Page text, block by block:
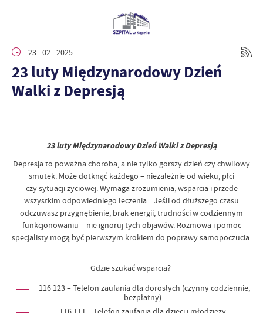
23 - 02 - 2025
23 luty Międzynarodowy Dzień
Walki z Depresją
23 luty Międzynarodowy Dzień Walki z Depresją
Depresja to poważna choroba, a nie tylko gorszy dzień czy chwilowy
smutek. Może dotknąć każdego – niezależnie od wieku, płci
czy sytuacji życiowej. Wymaga zrozumienia, wsparcia i przede
wszystkim odpowiedniego leczenia. Jeśli od dłuższego czasu
odczuwasz przygnębienie, brak energii, trudności w codziennym
funkcjonowaniu – nie ignoruj tych objawów. Rozmowa i pomoc
specjalisty mogą być pierwszym krokiem do poprawy samopoczucia.
Gdzie szukać wsparcia?
116 123 – Telefon zaufania dla dorosłych (czynny codziennie,
bezpłatny)